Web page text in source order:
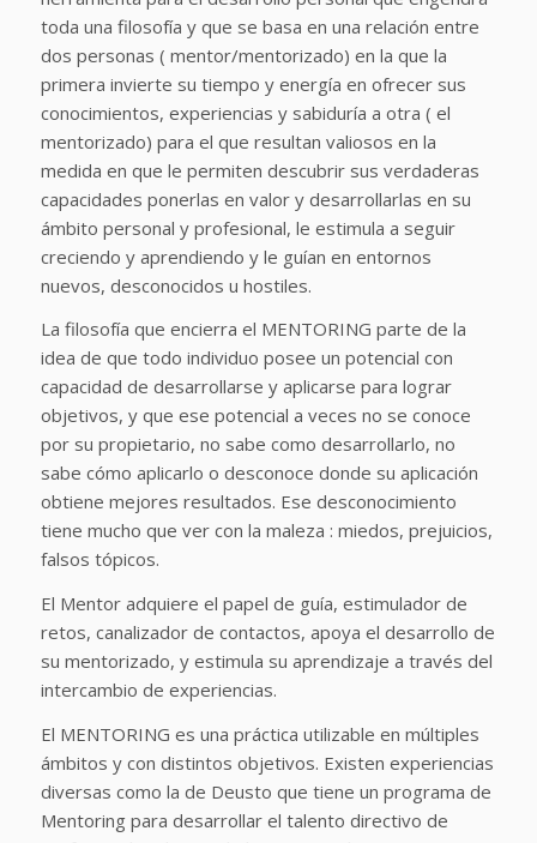
toda una filosofía y que se basa en una relación entre
dos personas ( mentor/mentorizado) en la que la
primera invierte su tiempo y energía en ofrecer sus
conocimientos, experiencias y sabiduría a otra ( el
mentorizado) para el que resultan valiosos en la
medida en que le permiten descubrir sus verdaderas
capacidades ponerlas en valor y desarrollarlas en su
ámbito personal y profesional, le estimula a seguir
creciendo y aprendiendo y le guían en entornos
nuevos, desconocidos u hostiles.
La filosofía que encierra el MENTORING parte de la
idea de que todo individuo posee un potencial con
capacidad de desarrollarse y aplicarse para lograr
objetivos, y que ese potencial a veces no se conoce
por su propietario, no sabe como desarrollarlo, no
sabe cómo aplicarlo o desconoce donde su aplicación
obtiene mejores resultados. Ese desconocimiento
tiene mucho que ver con la maleza : miedos, prejuicios,
falsos tópicos.
El Mentor adquiere el papel de guía, estimulador de
retos, canalizador de contactos, apoya el desarrollo de
su mentorizado, y estimula su aprendizaje a través del
intercambio de experiencias.
El MENTORING es una práctica utilizable en múltiples
ámbitos y con distintos objetivos. Existen experiencias
diversas como la de Deusto que tiene un programa de
Mentoring para desarrollar el talento directivo de